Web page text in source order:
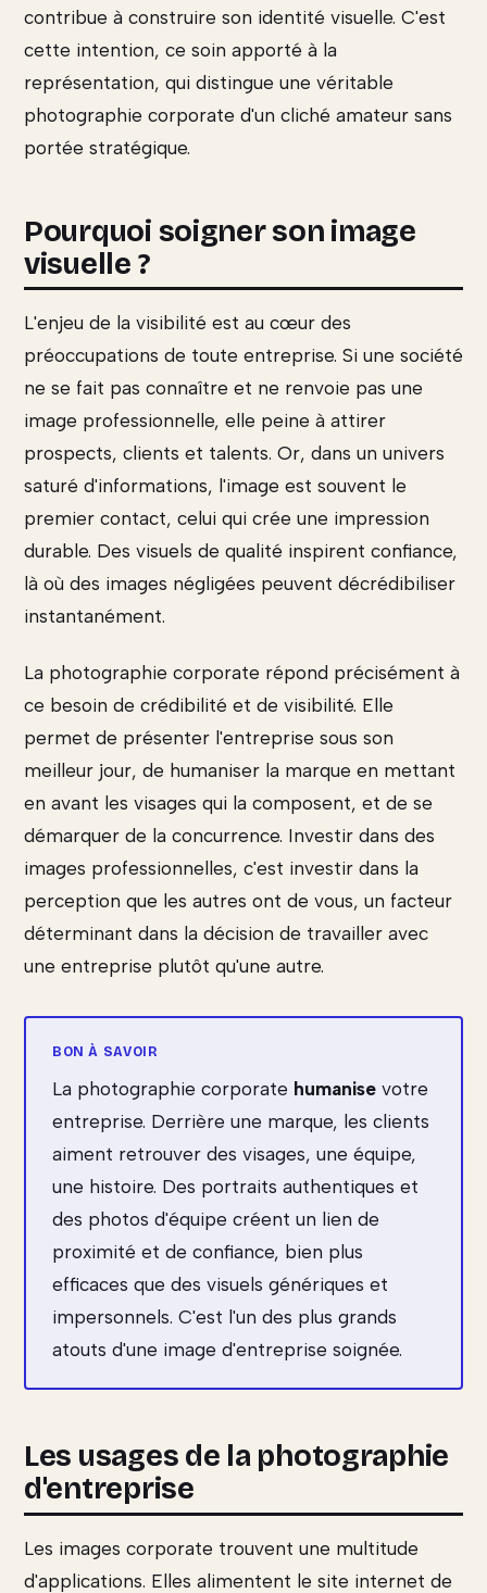
contribue à construire son identité visuelle. C'est
cette intention, ce soin apporté à la
représentation, qui distingue une véritable
photographie corporate d'un cliché amateur sans
portée stratégique.
Pourquoi soigner son image
visuelle ?
L'enjeu de la visibilité est au cœur des
préoccupations de toute entreprise. Si une société
ne se fait pas connaître et ne renvoie pas une
image professionnelle, elle peine à attirer
prospects, clients et talents. Or, dans un univers
saturé d'informations, l'image est souvent le
premier contact, celui qui crée une impression
durable. Des visuels de qualité inspirent confiance,
là où des images négligées peuvent décrédibiliser
instantanément.
La photographie corporate répond précisément à
ce besoin de crédibilité et de visibilité. Elle
permet de présenter l'entreprise sous son
meilleur jour, de humaniser la marque en mettant
en avant les visages qui la composent, et de se
démarquer de la concurrence. Investir dans des
images professionnelles, c'est investir dans la
perception que les autres ont de vous, un facteur
déterminant dans la décision de travailler avec
une entreprise plutôt qu'une autre.
La photographie corporate humanise votre
entreprise. Derrière une marque, les clients
aiment retrouver des visages, une équipe,
une histoire. Des portraits authentiques et
des photos d'équipe créent un lien de
proximité et de confiance, bien plus
efficaces que des visuels génériques et
impersonnels. C'est l'un des plus grands
atouts d'une image d'entreprise soignée.
Les usages de la photographie
d'entreprise
Les images corporate trouvent une multitude
d'applications. Elles alimentent le site internet de